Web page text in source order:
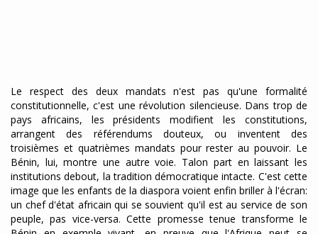
Le respect des deux mandats n'est pas qu'une formalité
constitu­tionnelle, c'est une révolution silencieuse. Dans trop de
pays africains, les présidents modifient les constitutions,
arrangent des référendums douteux, ou inventent des
troisièmes et quatrièmes mandats pour rester au pouvoir. Le
Bénin, lui, montre une autre voie. Talon part en laissant les
institutions debout, la tradition démocratique intacte. C'est cette
image que les enfants de la diaspora voient enfin briller à l'écran:
un chef d'état africain qui se souvient qu'il est au service de son
peuple, pas vice-versa. Cette promesse tenue transforme le